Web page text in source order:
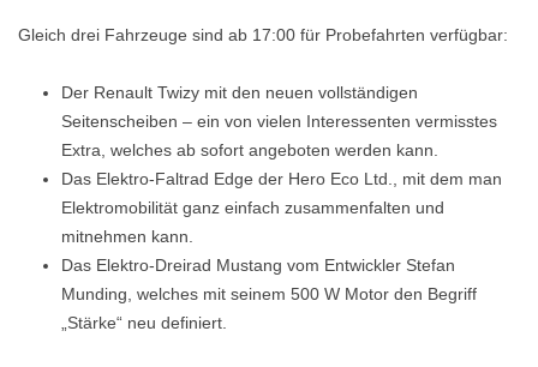
Gleich drei Fahrzeuge sind ab 17:00 für Probefahrten verfügbar:
Der Renault Twizy mit den neuen vollständigen
Seitenscheiben – ein von vielen Interessenten vermisstes
Extra, welches ab sofort angeboten werden kann.
Das Elektro-Faltrad Edge der Hero Eco Ltd., mit dem man
Elektromobilität ganz einfach zusammenfalten und
mitnehmen kann.
Das Elektro-Dreirad Mustang vom Entwickler Stefan
Munding, welches mit seinem 500 W Motor den Begriff
„Stärke“ neu definiert.